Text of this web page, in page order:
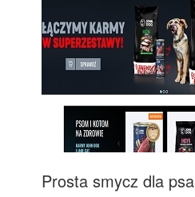
Prosta smycz dla psa